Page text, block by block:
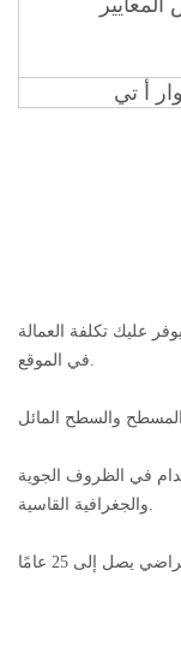
المعايير
وار أتي
عليك تكلفة العمالة
في الموقع.
في الظروف الجوية
والجغرافية القاسية.